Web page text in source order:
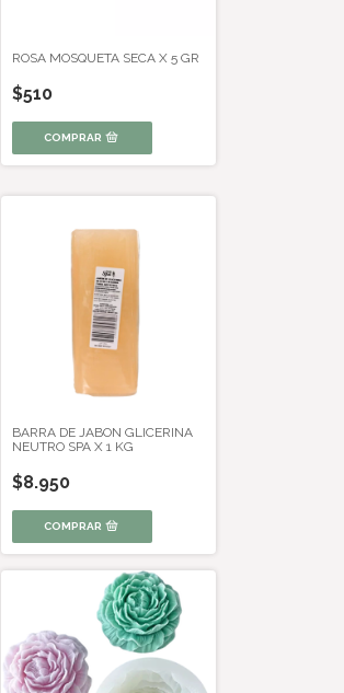
ROSA MOSQUETA SECA X 5 GR
$510
BARRA DE JABON GLICERINA
NEUTRO SPA X 1 KG
$8.950